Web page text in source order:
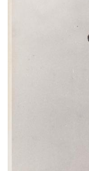
Boží muka na
Kříž na návsi v Lužici
Kříž na návsi v
Kříž u domu čp. 3 v
Kříž u polní cesty
Údajný kříž na
Centrální kříž
Kříž východně od
Kříž na rozcestí u